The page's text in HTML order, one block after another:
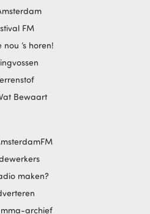
FM
nou ‘s horen!
Bewaart
maken?
archief